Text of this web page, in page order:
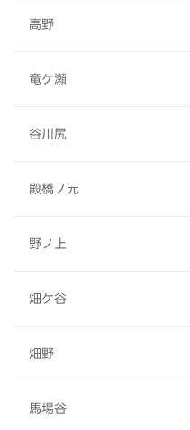
高野
竜ケ瀬
谷川尻
殿橋ノ元
野ノ上
畑ケ谷
畑野
馬場谷